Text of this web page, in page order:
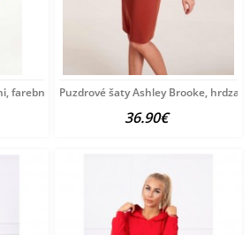
farebné Puzdrové šaty Ashley Brooke,
36.90€